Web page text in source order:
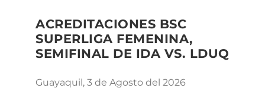
ACREDITACIONES BSC
SUPERLIGA FEMENINA,
SEMIFINAL DE IDA VS. LDUQ
Guayaquil, 3 de Agosto del 2026